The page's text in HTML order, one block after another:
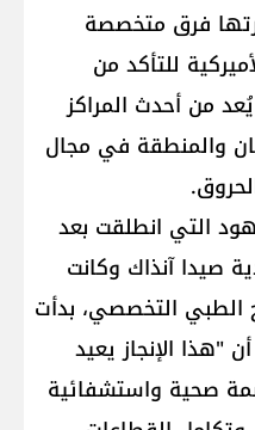
فرق متخصصة
للتأكد من
من أحدث المراكز
والمنطقة في مجال
التي انطلقت بعد
بلدية صيدا آنذاك وكانت
الطبي التخصصي، بدأت
"هذا الإنجاز يعيد
صحية واستشفائية